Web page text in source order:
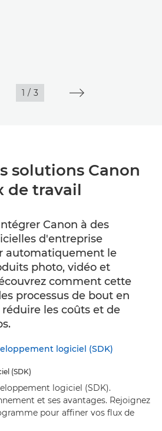
1 / 3
solutions Canon
de travail
Canon à des
d'entreprise
automatiquement le
photo, vidéo et
comment cette
processus de bout en
les coûts et de
(SDK)
logiciel (SDK).
et ses avantages. Rejoignez
pour affiner vos flux de